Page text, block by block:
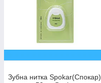
Зубна нитка Spokar(Спокар)